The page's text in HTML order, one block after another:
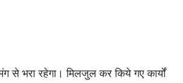
भरा रहेगा। मिलजुल कर किये गए कार्यों